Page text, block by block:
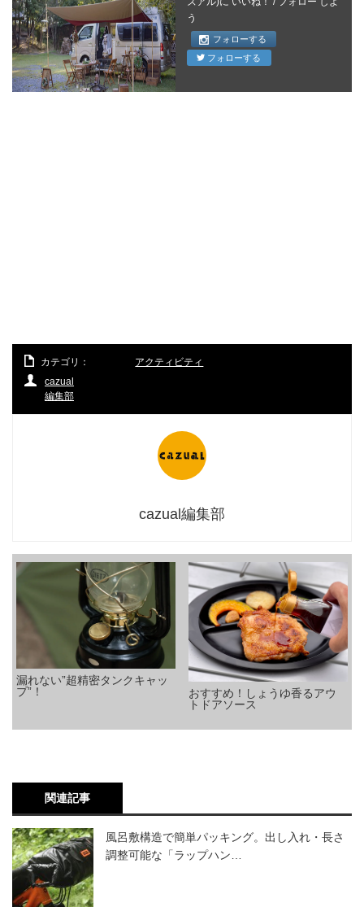
う
フォローする
フォローする
カテゴリ：
アクティビティ
cazual
編集部
cazual編集部
漏れない”超精密タンクキャッ
プ”！
おすすめ！しょうゆ香るアウ
トドアソース
関連記事
風呂敷構造で簡単パッキング。出し入れ・長さ
調整可能な「ラップハン…